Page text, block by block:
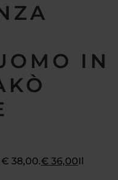
IN
38,00.€ 36,00Il